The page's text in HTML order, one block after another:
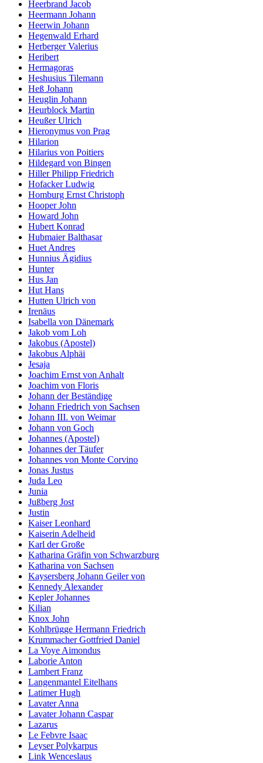
Heerbrand Jacob
Heermann Johann
Heerwin Johann
Hegenwald Erhard
Herberger Valerius
Heribert
Hermagoras
Heshusius Tilemann
Heß Johann
Heuglin Johann
Heurblock Martin
Heußer Ulrich
Hieronymus von Prag
Hilarion
Hilarius von Poitiers
Hildegard von Bingen
Hiller Philipp Friedrich
Hofacker Ludwig
Homburg Ernst Christoph
Hooper John
Howard John
Hubert Konrad
Hubmaier Balthasar
Huet Andres
Hunnius Ägidius
Hunter
Hus Jan
Hut Hans
Hutten Ulrich von
Irenäus
Isabella von Dänemark
Jakob vom Loh
Jakobus (Apostel)
Jakobus Alphäi
Jesaja
Joachim Ernst von Anhalt
Joachim von Floris
Johann der Beständige
Johann Friedrich von Sachsen
Johann III. von Weimar
Johann von Goch
Johannes (Apostel)
Johannes der Täufer
Johannes von Monte Corvino
Jonas Justus
Juda Leo
Junia
Jußberg Jost
Justin
Kaiser Leonhard
Kaiserin Adelheid
Karl der Große
Katharina Gräfin von Schwarzburg
Katharina von Sachsen
Kaysersberg Johann Geiler von
Kennedy Alexander
Kepler Johannes
Kilian
Knox John
Kohlbrügge Hermann Friedrich
Krummacher Gottfried Daniel
La Voye Aimondus
Laborie Anton
Lambert Franz
Langenmantel Eitelhans
Latimer Hugh
Lavater Anna
Lavater Johann Caspar
Lazarus
Le Febvre Isaac
Leyser Polykarpus
Link Wenceslaus